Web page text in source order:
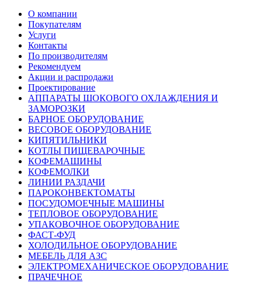
О компании
Покупателям
Услуги
Контакты
По производителям
Рекомендуем
Акции и распродажи
Проектирование
АППАРАТЫ ШОКОВОГО ОХЛАЖДЕНИЯ И
ЗАМОРОЗКИ
БАРНОЕ ОБОРУДОВАНИЕ
ВЕСОВОЕ ОБОРУДОВАНИЕ
КИПЯТИЛЬНИКИ
КОТЛЫ ПИЩЕВАРОЧНЫЕ
КОФЕМАШИНЫ
КОФЕМОЛКИ
ЛИНИИ РАЗДАЧИ
ПАРОКОНВЕКТОМАТЫ
ПОСУДОМОЕЧНЫЕ МАШИНЫ
ТЕПЛОВОЕ ОБОРУДОВАНИЕ
УПАКОВОЧНОЕ ОБОРУДОВАНИЕ
ФАСТ-ФУД
ХОЛОДИЛЬНОЕ ОБОРУДОВАНИЕ
МЕБЕЛЬ ДЛЯ АЗС
ЭЛЕКТРОМЕХАНИЧЕСКОЕ ОБОРУДОВАНИЕ
ПРАЧЕЧНОЕ